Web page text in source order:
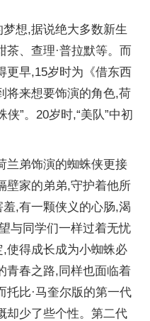
想,据说绝大多数新生
茶、查理·普拉默等。而
更早,15岁时为《借东西
将来想要饰演的角色,荷
”。20岁时,“美队”中初
兰弟饰演的蜘蛛侠更接
壁家的弟弟,守护着他所
,有一颗侠义的心肠,渴
与同学们一样过着无忧
使得成长成为小蜘蛛必
青春之路,同样也面临着
托比·马奎尔版的第一代
却少了些个性。第二代